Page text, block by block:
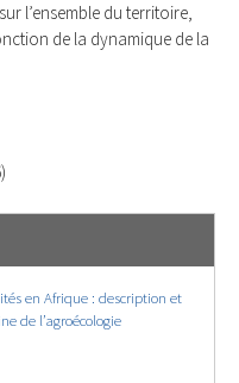
l’ensemble du territoire,
de la dynamique de la
en Afrique : description et
de l’agroécologie